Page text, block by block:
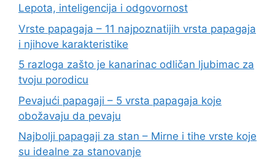
Lepota, inteligencija i odgovornost
Vrste papagaja – 11 najpoznatijih vrsta papagaja
i njihove karakteristike
5 razloga zašto je kanarinac odličan ljubimac za
tvoju porodicu
Pevajući papagaji – 5 vrsta papagaja koje
obožavaju da pevaju
Najbolji papagaji za stan – Mirne i tihe vrste koje
su idealne za stanovanje